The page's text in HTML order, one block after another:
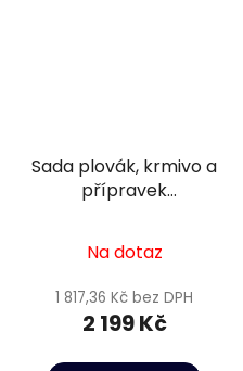
Sada plovák, krmivo a
přípravek
Na dotaz
1 817,36 Kč bez DPH
2 199 Kč